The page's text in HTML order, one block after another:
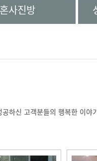
사진방
하신 고객분들의 행복한 이야